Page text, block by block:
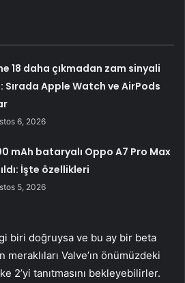
18 daha çıkmadan zam sinyali
Sırada Apple Watch ve AirPods
6, 2026
mAh bataryalı Oppo A7 Pro Max
İşte özellikleri
5, 2026
biri doğruysa ve bu ay bir beta
meraklıları Valve’ın önümüzdeki
2’yi tanıtmasını bekleyebilirler.